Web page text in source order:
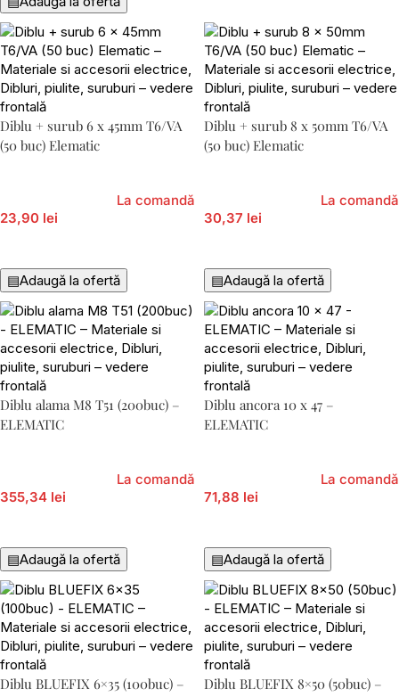
Diblu + surub 6 x 45mm T6/VA
(50 buc) Elematic
23,90 lei
La comandă
▤Adaugă la ofertă
Diblu + surub 8 x 50mm T6/VA
(50 buc) Elematic
30,37 lei
La comandă
▤Adaugă la ofertă
Diblu alama M8 T51 (200buc) –
ELEMATIC
355,34 lei
La comandă
▤Adaugă la ofertă
Diblu ancora 10 x 47 –
ELEMATIC
71,88 lei
La comandă
▤Adaugă la ofertă
Diblu BLUEFIX 6×35 (100buc) –
Diblu BLUEFIX 8×50 (50buc) –